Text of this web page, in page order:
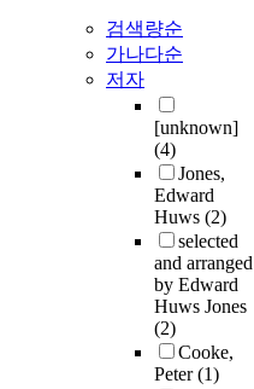
검색량순
가나다순
저자
[unknown]
(4)
Jones,
Edward
Huws (2)
selected
and arranged
by Edward
Huws Jones
(2)
Cooke,
Peter(1)